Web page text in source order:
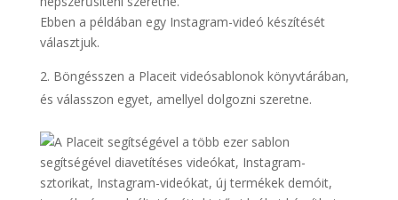
Ebben a példában egy Instagram-videó készítését
választjuk.
Böngésszen a Placeit videósablonok könyvtárában,
és válasszon egyet, amellyel dolgozni szeretne.